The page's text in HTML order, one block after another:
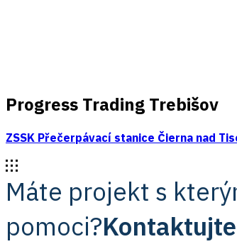
Progress Trading Trebišov
ZSSK Přečerpávací stanice Čierna nad
Máte projekt s
pomoci?